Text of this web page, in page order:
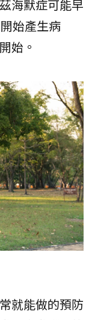
海默症可能早
始產生病
始。
就能做的預防